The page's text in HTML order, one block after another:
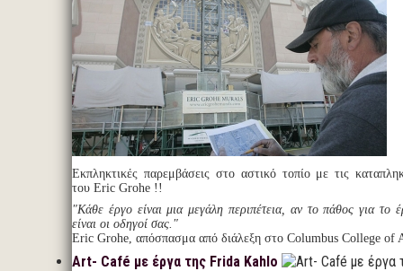
Εκπληκτικές παρεμβάσεις στο αστικό τοπίο με τις
του Eric Grohe !!
"Κάθε έργο είναι μια μεγάλη περιπέτεια, αν το πάθος για το
είναι οι οδηγοί σας."
Eric Grohe, απόσπασμα από διάλεξη στο Columbus College of
Art- Café με έργα της Frida Kahlo